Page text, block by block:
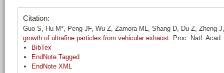
Citation:
Guo S, Hu M*, Peng JF, Wu Z, Zamora ML, Shang D, Du Z, Zheng
growth of ultrafine particles from vehicular exhaust. Proc. Natl.
BibTex
EndNote Tagged
EndNote XML